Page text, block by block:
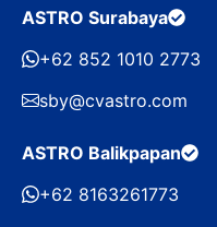
ASTRO Surabaya
+62 852 1010 2773
sby@cvastro.com
ASTRO Balikpapan
+62 8163261773